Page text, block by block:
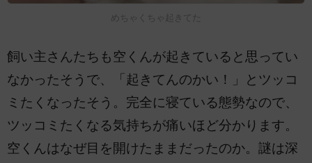
めちゃくちゃ起きてた
飼い主さんたちも空くんが起きていると思ってい
なかったそうで、「起きてんのかい！」とツッコ
ミたくなったそう。完全に寝ている態勢なので、
ツッコミたくなる気持ちが痛いほど分かります。
空くんはなぜ目を開けたままだったのか。謎は深